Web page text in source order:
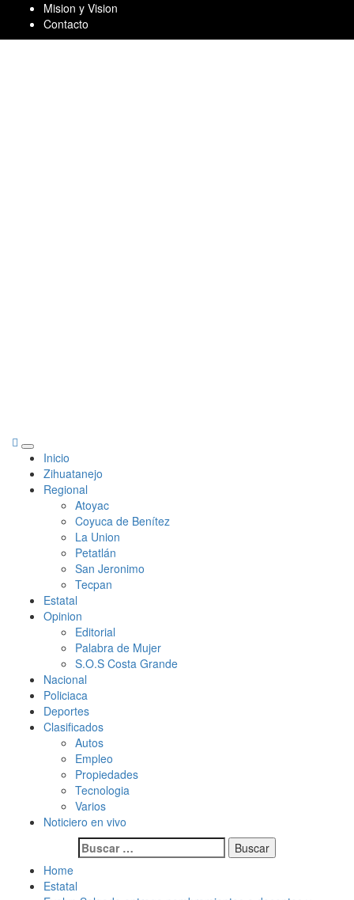
content
Mision y Vision
Contacto
Primary
Menu
Inicio
Zihuatanejo
Regional
Atoyac
Coyuca de Benítez
La Union
Petatlán
San Jeronimo
Tecpan
Estatal
Opinion
Editorial
Palabra de Mujer
S.O.S Costa Grande
Nacional
Policiaca
Deportes
Clasificados
Autos
Empleo
Propiedades
Tecnologia
Varios
Noticiero en vivo
Buscar:
Home
Estatal